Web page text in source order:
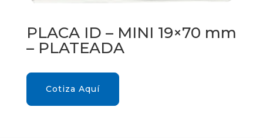
PLACA ID – MINI 19×70 mm
– PLATEADA
Cotiza Aquí